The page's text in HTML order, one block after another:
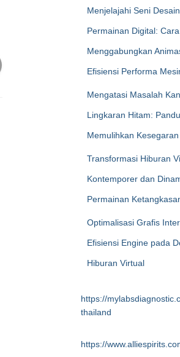
Menjelajahi Seni
Permainan Digital: Cara
Menggabungkan
Efisiensi Performa
Mengatasi Masalah
Lingkaran Hitam:
Memulihkan
Transformasi Hiburan
Kontemporer dan
Permainan
Optimalisasi Grafis
Efisiensi Engine pada
Hiburan Virtual
https://
thailand
https://